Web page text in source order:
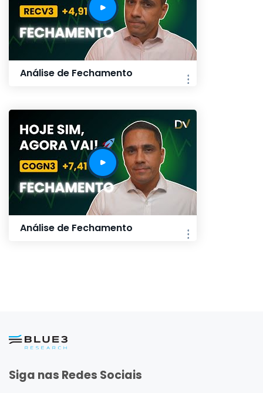
Análise de Fechamento
Análise de Fechamento
Siga nas Redes Sociais